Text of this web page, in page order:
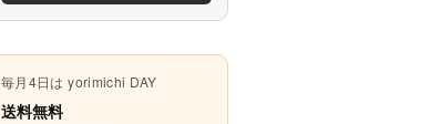
毎月4日は yorimichi DAY
送料無料